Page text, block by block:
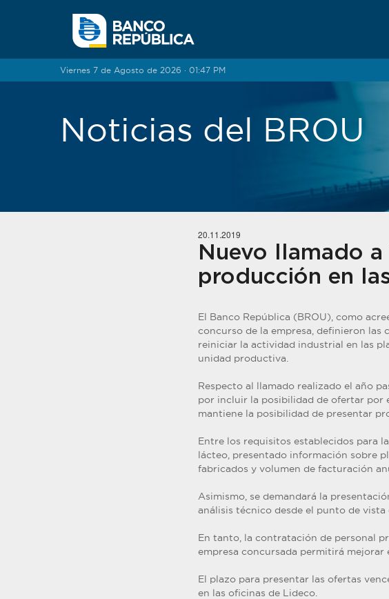
Viernes 7 de Agosto de 2026 · 01:47 PM
Noticias del BROU
20.11.2019
Nuevo llamado
producción en
El Banco República (BROU), como
concurso de la empresa, definieron las
reiniciar la actividad industrial en las
unidad productiva.
Respecto al llamado realizado el año
por incluir la posibilidad de ofertar por
mantiene la posibilidad de presentar
Entre los requisitos establecidos para
lácteo, presentado información sobre
fabricados y volumen de facturación
Asimismo, se demandará la
análisis técnico desde el punto de vista
En tanto, la contratación de personal
empresa concursada permitirá mejorar
El plazo para presentar las ofertas
en las oficinas de Lideco.